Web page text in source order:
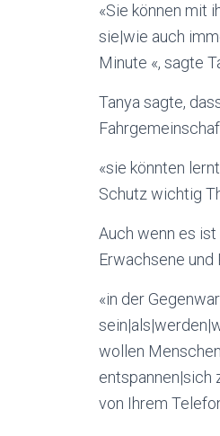
«Sie können mit
sie|wie auch
Minute «, sagte
Tanya sagte,
«sie könnten
Schutz wichtig
Auch wenn es
Erwachsene
«in der
wollen
entspannen|sich
von Ihrem